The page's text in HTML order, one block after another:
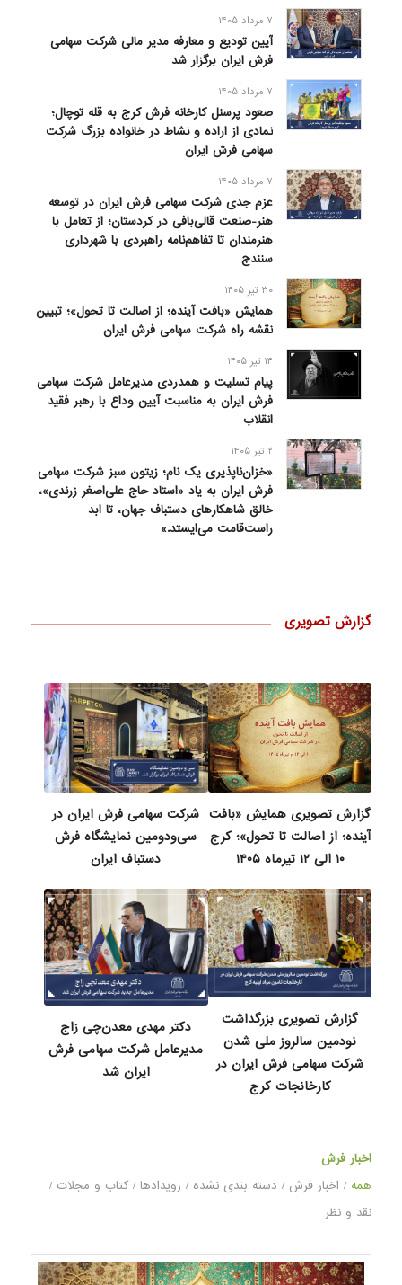
۷ مرداد ۱۴۰۵
آیین تودیع و معارفه مدیر مالی شرکت سهامی
فرش ایران برگزار شد
۷ مرداد ۱۴۰۵
صعود پرسنل کارخانه فرش کرج به قله توچال؛
نمادی از اراده و نشاط در خانواده بزرگ شرکت
سهامی فرش ایران
۷ مرداد ۱۴۰۵
عزم جدی شرکت سهامی فرش ایران در توسعه
هنر-صنعت قالی‌بافی در کردستان؛ از تعامل با
هنرمندان تا تفاهم‌نامه راهبردی با شهرداری
سنندج
۳۰ تیر ۱۴۰۵
همایش «بافت آینده؛ از اصالت تا تحول»؛ تبیین
نقشه راه شرکت سهامی فرش ایران
۱۴ تیر ۱۴۰۵
پیام تسلیت و همدردی مدیرعامل شرکت سهامی
فرش ایران به مناسبت آیین وداع با رهبر فقید
انقلاب
۲ تیر ۱۴۰۵
«خزان‌ناپذیری یک نام؛ زیتون سبز شرکت سهامی
فرش ایران به یاد «استاد حاج علی‌اصغر زرندی»،
خالق شاهکارهای دستباف جهان، تا ابد
راست‌قامت می‌ایستد.»
گزارش تصویری
گزارش تصویری همایش «بافت
آینده؛ از اصالت تا تحول»؛ کرج
۱۰ الی ۱۲ تیرماه ۱۴۰۵
شرکت سهامی فرش ایران در
سی‌ودومین نمایشگاه فرش
دستباف ایران
گزارش تصویری بزرگداشت
نودمین سالروز ملی شدن
شرکت سهامی فرش ایران در
کارخانجات کرج
دکتر مهدی معدن‌چی زاج
مدیرعامل شرکت سهامی فرش
ایران شد
اخبار فرش
همه / اخبار فرش / دسته بندی نشده / رویدادها / کتاب و مجلات /
نقد و نظر